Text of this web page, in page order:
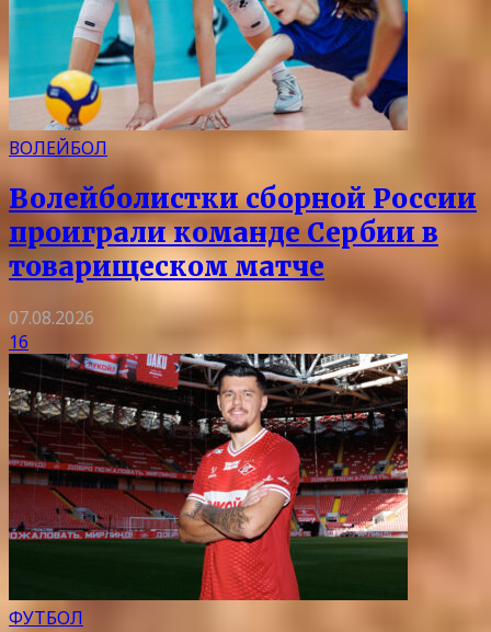
ВОЛЕЙБОЛ
Волейболистки сборной России
проиграли команде Сербии в
товарищеском матче
07.08.2026
16
ФУТБОЛ